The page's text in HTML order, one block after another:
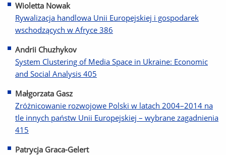
Wioletta Nowak
Rywalizacja handlowa Unii Europejskiej i gospodarek
wschodzących w Afryce 386
Andrii Chuzhykov
System Clustering of Media Space in Ukraine: Economic
and Social Analysis 405
Małgorzata Gasz
Zróżnicowanie rozwojowe Polski w latach 2004–2014 na
tle innych państw Unii Europejskiej – wybrane zagadnienia
415
Patrycja Graca-Gelert